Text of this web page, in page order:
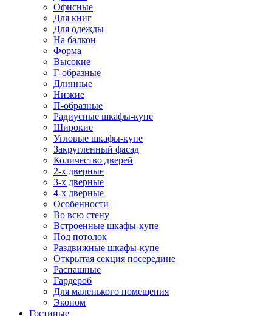
Офисные
Для книг
Для одежды
На балкон
Форма
Высокие
Г-образные
Длинные
Низкие
П-образные
Радиусные шкафы-купе
Широкие
Угловые шкафы-купе
Закругленный фасад
Количество дверей
2-х дверные
3-х дверные
4-х дверные
Особенности
Во всю стену
Встроенные шкафы-купе
Под потолок
Раздвижные шкафы-купе
Открытая секция посередине
Распашные
Гардероб
Для маленького помещения
Эконом
Гостиные